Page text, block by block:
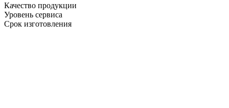
Качество продукции
Уровень сервиса
Срок изготовления